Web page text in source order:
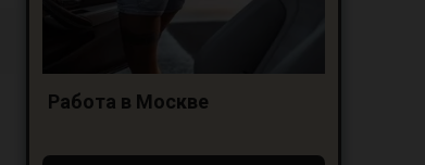
Работа в Москве